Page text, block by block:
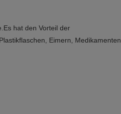
hat den Vorteil der
Eimern, Medikamenten,